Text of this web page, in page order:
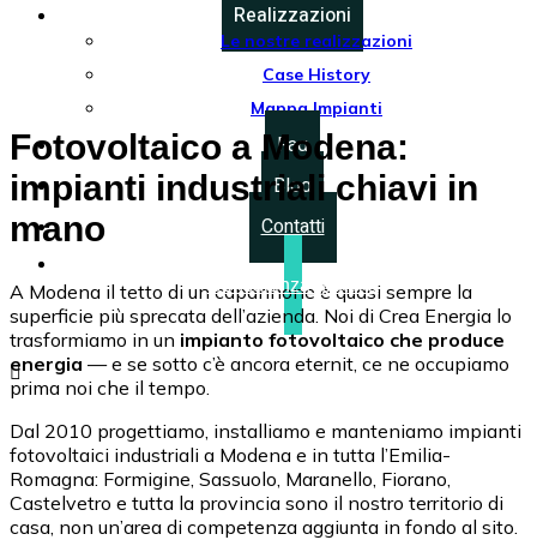
Realizzazioni
Le nostre realizzazioni
Case History
Mappa Impianti
Faq
Blog
Contatti
Consulenza gratuita

Fotovoltaico a Modena:
impianti industriali chiavi in
mano
A Modena il tetto di un capannone è quasi sempre la
superficie più sprecata dell’azienda. Noi di Crea Energia lo
trasformiamo in un impianto fotovoltaico che produce
energia — e se sotto c’è ancora eternit, ce ne occupiamo
prima noi che il tempo.
Dal 2010 progettiamo, installiamo e manteniamo impianti
fotovoltaici industriali a Modena e in tutta l’Emilia-
Romagna: Formigine, Sassuolo, Maranello, Fiorano,
Castelvetro e tutta la provincia sono il nostro territorio di
casa, non un’area di competenza aggiunta in fondo al sito.